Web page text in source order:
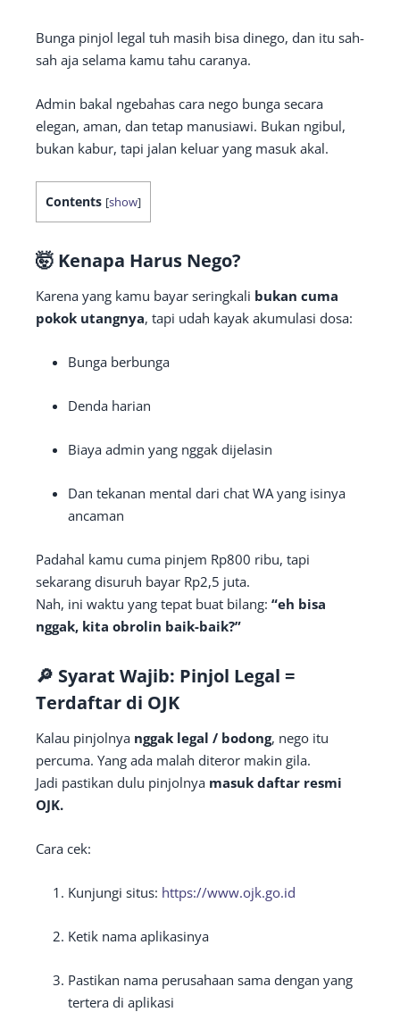
Bunga pinjol legal tuh masih bisa dinego, dan itu sah-
sah aja selama kamu tahu caranya.
Admin bakal ngebahas cara nego bunga secara
elegan, aman, dan tetap manusiawi. Bukan ngibul,
bukan kabur, tapi jalan keluar yang masuk akal.
Contents [show]
🤯 Kenapa Harus Nego?
Karena yang kamu bayar seringkali bukan cuma
pokok utangnya, tapi udah kayak akumulasi dosa:
Bunga berbunga
Denda harian
Biaya admin yang nggak dijelasin
Dan tekanan mental dari chat WA yang isinya
ancaman
Padahal kamu cuma pinjem Rp800 ribu, tapi
sekarang disuruh bayar Rp2,5 juta.
Nah, ini waktu yang tepat buat bilang: “eh bisa
nggak, kita obrolin baik-baik?”
🔎 Syarat Wajib: Pinjol Legal =
Terdaftar di OJK
Kalau pinjolnya nggak legal / bodong, nego itu
percuma. Yang ada malah diteror makin gila.
Jadi pastikan dulu pinjolnya masuk daftar resmi
OJK.
Cara cek:
Kunjungi situs: https://www.ojk.go.id
Ketik nama aplikasinya
Pastikan nama perusahaan sama dengan yang
tertera di aplikasi